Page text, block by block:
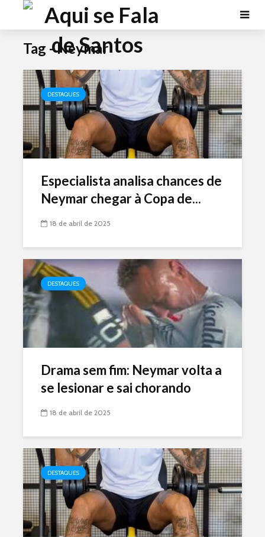
Tag - Neymar
DESTAQUES
Especialista analisa chances de
Neymar chegar à Copa de...
18 de abril de 2025
DESTAQUES
Drama sem fim: Neymar volta a
se lesionar e sai chorando
18 de abril de 2025
DESTAQUES